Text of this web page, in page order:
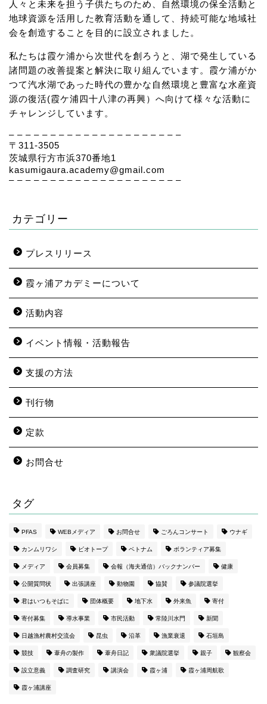
人々と未来を担う子供たちのため、自然環境の保全活動と
地球資源を活用した教育活動を通して、持続可能な地域社
会を創造することを目的に設立されました。
私たちは霞ケ浦から次世代を創ろうと、湖で発生している
諸問題の改善提案と解決に取り組んでいます。霞ケ浦がか
つて汽水湖であった時代の豊かな自然環境と豊富な水産資
源の復活(霞ケ浦四十八津の再興）へ向けて様々な活動に
チャレンジしています。
– – – – – – – – – – – – – – – – – – – – –
〒311-3505
茨城県行方市浜370番地1
kasumigaura.academy@gmail.com
– – – – – – – – – – – – – – – – – – – – –
カテゴリー
プレスリリース
霞ヶ浦アカデミーについて
活動内容
イベント情報・活動報告
支援の方法
刊行物
定款
お問合せ
タグ
PFAS WEBメディア お問合せ ごろんコンサート ウナギ
カンムリワシ ビオトープ ベトナム ボランティア募集
メディア 会員募集 会報（海夫通信）バックナンバー 健康
公開質問状 出張講座 動物園 協賛 参議院選挙
君はいつもそばに 団体概要 地下水 外来魚 寄付
寄付募集 導水事業 市民活動 常陸川水門 新聞
日越漁村農村交流会 昆虫 沿革 漁業衰退 石垣島
競技 葦舟の製作 葦舟日記 衆議院選挙 親子 観察会
設立意義 調査研究 講演会 霞ヶ浦 霞ヶ浦周航歌
霞ヶ浦講座